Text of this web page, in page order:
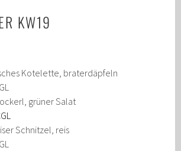
KW19
Kotelette, braterdäpfeln
grüner Salat
Schnitzel, reis